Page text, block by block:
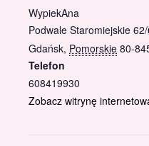
WypiekAna
Podwale Staromiejskie
Gdańsk, Pomorskie 80-
Telefon
608419930
Zobacz witrynę